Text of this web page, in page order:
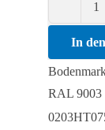
T-
In
RAL 9003